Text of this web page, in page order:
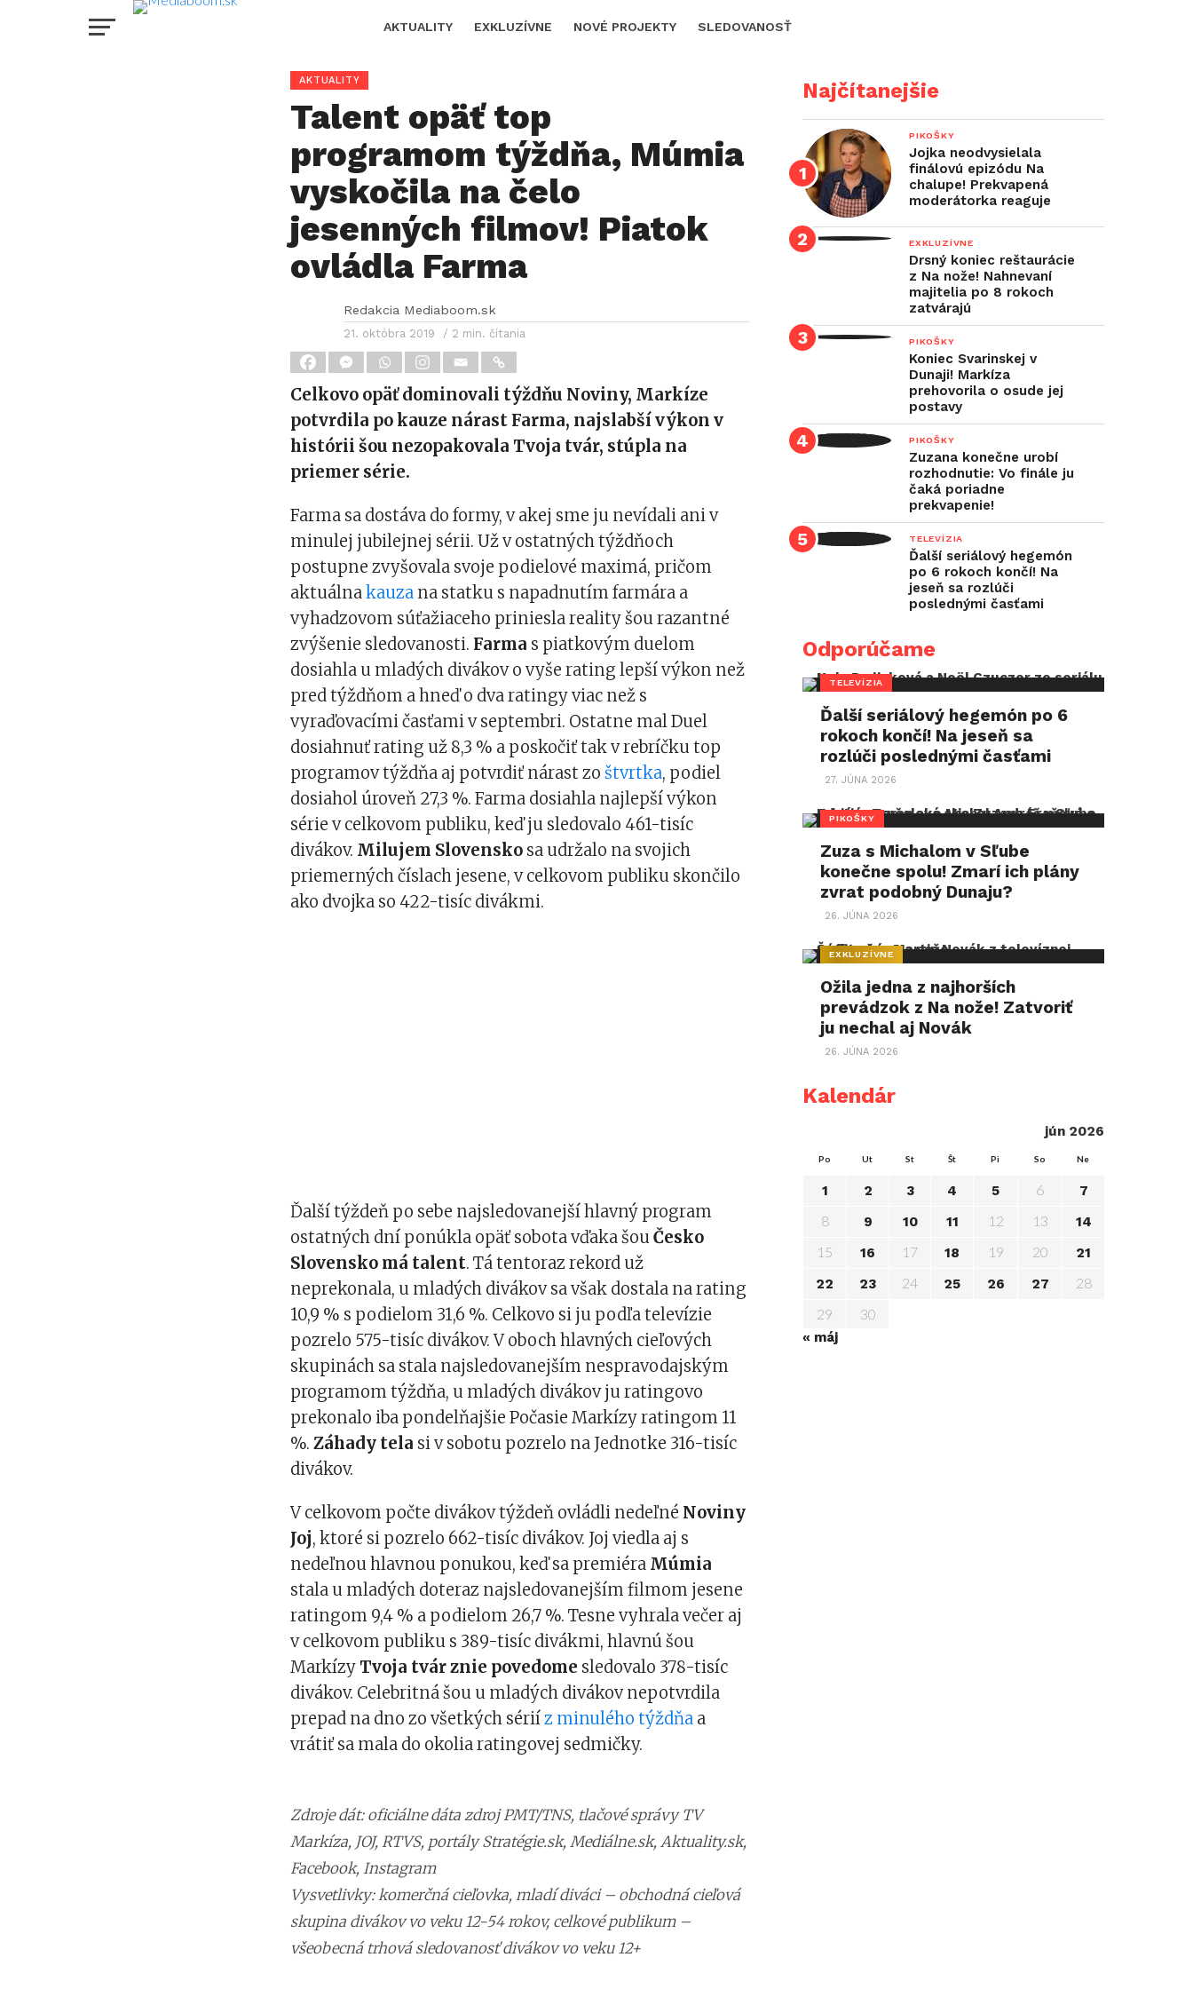
AKTUALITY EXKLUZÍVNE NOVÉ PROJEKTY SLEDOVANOSŤ
AKTUALITY
Talent opäť top
programom týždňa, Múmia
vyskočila na čelo
jesenných filmov! Piatok
ovládla Farma
Redakcia Mediaboom.sk
21. októbra 2019 / 2 min. čítania
Celkovo opäť dominovali týždňu Noviny, Markíze
potvrdila po kauze nárast Farma, najslabší výkon v
histórii šou nezopakovala Tvoja tvár, stúpla na
priemer série.
Farma sa dostáva do formy, v akej sme ju nevídali ani v
minulej jubilejnej sérii. Už v ostatných týždňoch
postupne zvyšovala svoje podielové maximá, pričom
aktuálnakauza na statku s napadnutím farmára a
vyhadzovom súťažiaceho priniesla reality šou razantné
zvýšenie sledovanosti. Farma s piatkovým duelom
dosiahla u mladých divákov o vyše rating lepší výkon než
pred týždňom a hneď o dva ratingy viac než s
vyraďovacími časťami v septembri. Ostatne mal Duel
dosiahnuť rating už 8,3 % a poskočiť tak v rebríčku top
programov týždňa aj potvrdiť nárast zoštvrtka, podiel
dosiahol úroveň 27,3 %. Farma dosiahla najlepší výkon
série v celkovom publiku, keď ju sledovalo 461-tisíc
divákov. Milujem Slovensko sa udržalo na svojich
priemerných číslach jesene, v celkovom publiku skončilo
ako dvojka so 422-tisíc divákmi.
Ďalší týždeň po sebe najsledovanejší hlavný program
ostatných dní ponúkla opäť sobota vďaka šouČesko
Slovensko má talent. Tá tentoraz rekord už
neprekonala, u mladých divákov sa však dostala na rating
10,9 % s podielom 31,6 %. Celkovo si ju podľa televízie
pozrelo 575-tisíc divákov. V oboch hlavných cieľových
skupinách sa stala najsledovanejším nespravodajským
programom týždňa, u mladých divákov ju ratingovo
prekonalo iba pondelňajšie Počasie Markízy ratingom 11
%.Záhady tela si v sobotu pozrelo na Jednotke 316-tisíc
divákov.
V celkovom počte divákov týždeň ovládli nedeľné Noviny
Joj, ktoré si pozrelo 662-tisíc divákov. Joj viedla aj s
nedeľnou hlavnou ponukou, keď sa premiéra Múmia
stala u mladých doteraz najsledovanejším filmom jesene
ratingom 9,4 % a podielom 26,7 %. Tesne vyhrala večer aj
v celkovom publiku s 389-tisíc divákmi, hlavnú šou
Markízy Tvoja tvár znie povedome sledovalo 378-tisíc
divákov. Celebritná šou u mladých divákov nepotvrdila
prepad na dno zo všetkých sériíz minulého týždňa a
vrátiť sa mala do okolia ratingovej sedmičky.
Zdroje dát: oficiálne dáta zdroj PMT/TNS, tlačové správy TV
Markíza, JOJ, RTVS, portály Stratégie.sk, Mediálne.sk, Aktuality.sk,
Facebook, Instagram
Vysvetlivky: komerčná cieľovka, mladí diváci – obchodná cieľová
skupina divákov vo veku 12-54 rokov, celkové publikum –
všeobecná trhová sledovanosť divákov vo veku 12+
Najčítanejšie
PIKOŠKY
Jojka neodvysielala
finálovú epizódu Na
chalupe! Prekvapená
moderátorka reaguje
EXKLUZÍVNE
Drsný koniec reštaurácie
z Na nože! Nahnevaní
majitelia po 8 rokoch
zatvárajú
PIKOŠKY
Koniec Svarinskej v
Dunaji! Markíza
prehovorila o osude jej
postavy
PIKOŠKY
Zuzana konečne urobí
rozhodnutie: Vo finále ju
čaká poriadne
prekvapenie!
TELEVÍZIA
Ďalší seriálový hegemón
po 6 rokoch končí! Na
jeseň sa rozlúči
poslednými časťami
Odporúčame
TELEVÍZIA
Ďalší seriálový hegemón po 6
rokoch končí! Na jeseň sa
rozlúči poslednými časťami
27. JÚNA 2026
PIKOŠKY
Zuza s Michalom v Sľube
konečne spolu! Zmarí ich plány
zvrat podobný Dunaju?
26. JÚNA 2026
EXKLUZÍVNE
Ožila jedna z najhorších
prevádzok z Na nože! Zatvoriť
ju nechal aj Novák
26. JÚNA 2026
Kalendár
jún 2026
Po Ut St Št Pi So Ne
1 2 3 4 5 6 7
8 9 10 11 12 13 14
15 16 17 18 19 20
21
22
23 24 25 26 27
28
29
30
« máj